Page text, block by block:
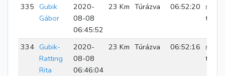
335 Gubik
Gábor
2020-
08-08
06:45:52
23 Km Túrázva 06:52:20
334 Gubik-
Ratting
Rita
2020-
08-08
06:46:04
23 Km Túrázva 06:52:16